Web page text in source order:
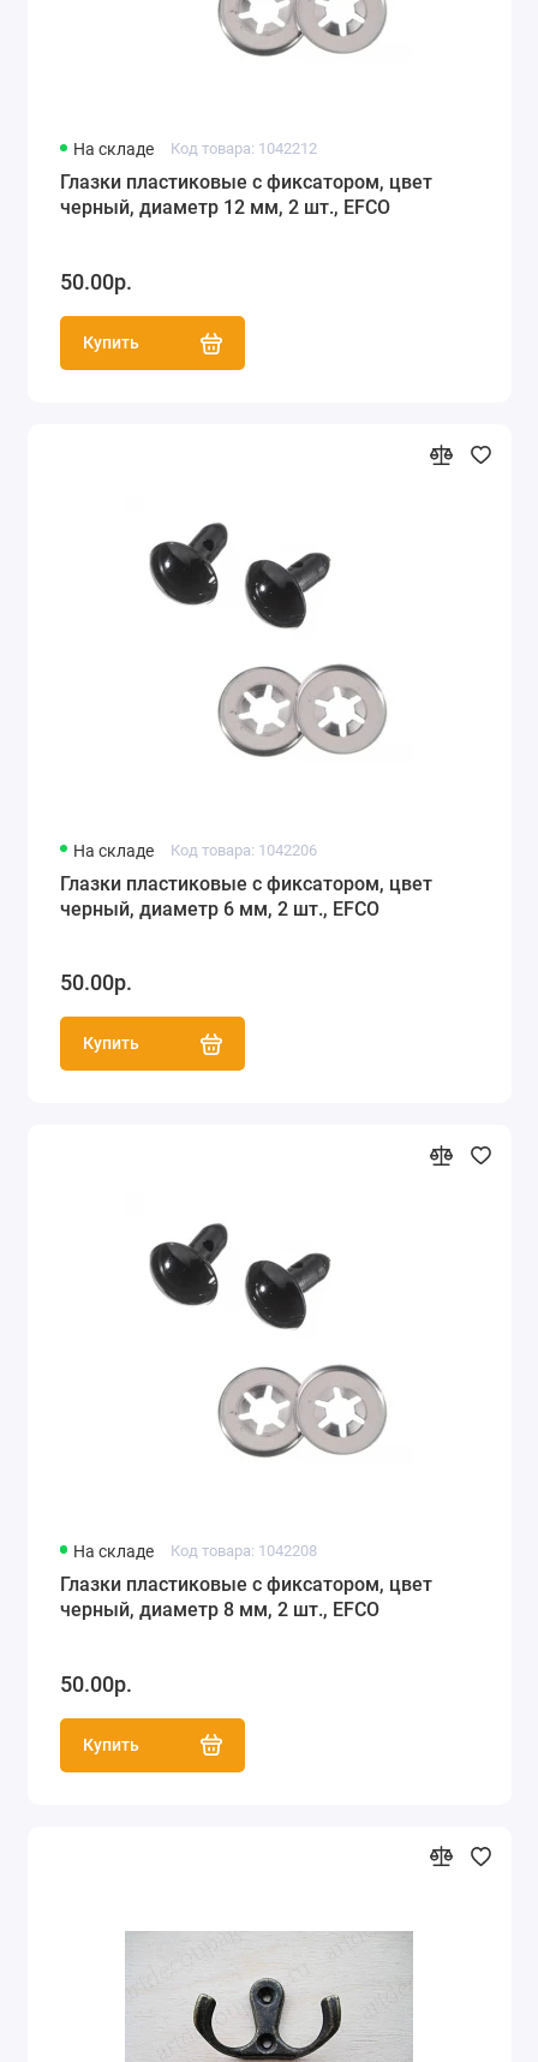
На складе Код товара: 1042212
Глазки пластиковые с фиксатором, цвет
черный, диаметр 12 мм, 2 шт., EFCO
50.00р.
Купить
На складе Код товара: 1042206
Глазки пластиковые с фиксатором, цвет
черный, диаметр 6 мм, 2 шт., EFCO
50.00р.
Купить
На складе Код товара: 1042208
Глазки пластиковые с фиксатором, цвет
черный, диаметр 8 мм, 2 шт., EFCO
50.00р.
Купить